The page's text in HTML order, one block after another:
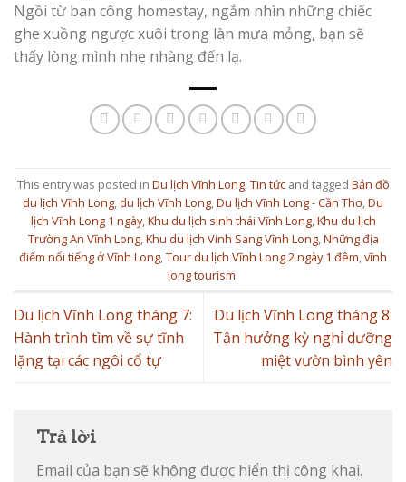
Ngồi từ ban công homestay, ngắm nhìn những chiếc
ghe xuồng ngược xuôi trong làn mưa mỏng, bạn sẽ
thấy lòng mình nhẹ nhàng đến lạ.
This entry was posted in Du lịch Vĩnh Long,Tin tứcand tagged Bản đồ
du lịch Vĩnh Long, du lịch Vĩnh Long,Du lịch Vĩnh Long - Cần Thơ,Du
lịch Vĩnh Long 1 ngày,Khu du lịch sinh thái Vĩnh Long,Khu du lịch
Trường An Vĩnh Long,Khu du lịch Vinh Sang Vĩnh Long,Những địa
điểm nổi tiếng ở Vĩnh Long,Tour du lịch Vĩnh Long 2 ngày 1 đêm,vĩnh
long tourism.
Du lịch Vĩnh Long tháng 7:
Hành trình tìm về sự tĩnh
lặng tại các ngôi cổ tự
Du lịch Vĩnh Long tháng 8:
Tận hưởng kỳ nghỉ dưỡng
miệt vườn bình yên
Trả lời
Email của bạn sẽ không được hiển thị công khai.